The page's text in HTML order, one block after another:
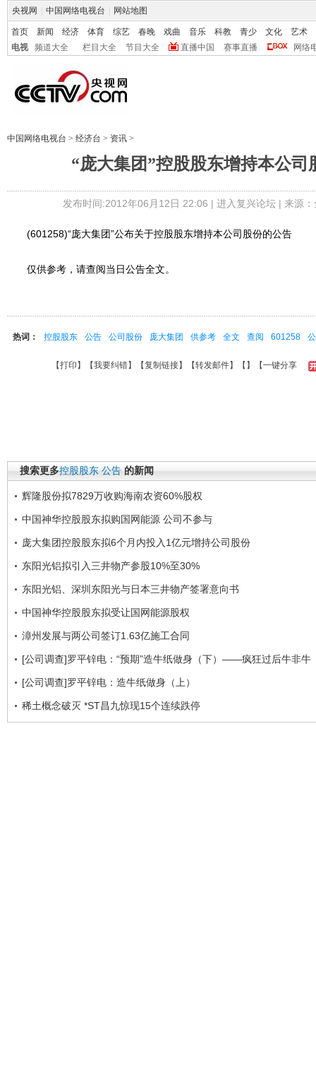
央视网 中国网络电视台 网站地图
首页 新闻 经济 体育 综艺 春晚 戏曲 音乐 科教 青少 文化
艺术
电视
频道大全 栏目大全 节目大全 直播中国 赛事直播 网络
中国网络电视台 > 经济台 > 资讯 >
“庞大集团”控股股东增持本公司
发布时间:2012年06月12日 22:06 | 进入复兴论坛| 来源
(601258)“庞大集团”公布关于控股股东增持本公司股份的公告
仅供参考，请查阅当日公告全文。
热词： 控股股东 公告 公司股份 庞大集团 供参考 全文 查阅 601258
【打印 】【我要纠错】【复制链接】【转发邮件】【 】 【一键分享
搜索更多控股股东 公告 的新闻
辉隆股份拟7829万收购海南农资60%股权
中国神华控股股东拟购国网能源 公司不参与
庞大集团控股股东拟6个月内投入1亿元增持公司股份
东阳光铝拟引入三井物产参股10%至30%
东阳光铝、深圳东阳光与日本三井物产签署意向书
中国神华控股股东拟受让国网能源股权
漳州发展与两公司签订1.63亿施工合同
[公司调查]罗平锌电：“预期”造牛纸做身（下）——疯狂过后牛非牛
[公司调查]罗平锌电：造牛纸做身（上）
稀土概念破灭 *ST昌九惊现15个连续跌停